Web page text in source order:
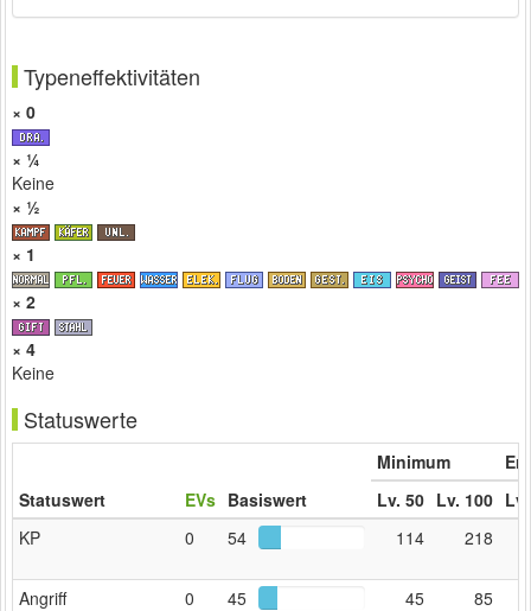
Typeneffektivitäten
× 0
× ¼
Keine
× ½
× 1
× 2
× 4
Keine
Statuswerte
Statuswert EVs Basiswert
Minimum
Lv. 50 Lv. 100
KP
0 54 114 218
Angriff 0 45 45 85